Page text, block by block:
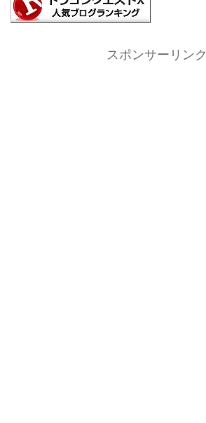
スポンサーリンク